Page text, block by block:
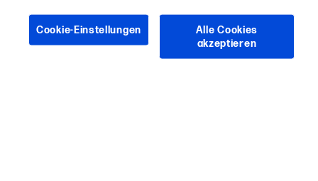
Cookie-Einstellungen
Alle Cookies
akzeptieren